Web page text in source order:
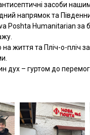
засоби
напрямок та
Poshta Humanitarian за
життя та Пліч-о-пліч
дух – гуртом до